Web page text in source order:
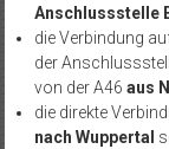
Anschlussstelle
die Verbindung
der
von der A46 aus
die direkte
nach Wuppertal